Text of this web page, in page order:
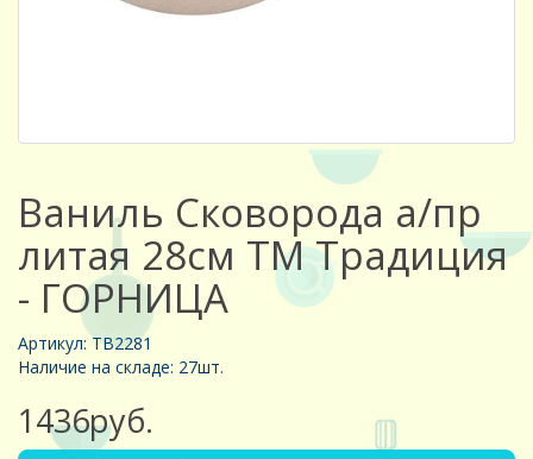
Ваниль Сковорода а/пр
литая 28см ТМ Традиция
- ГОРНИЦА
Артикул: ТВ2281
Наличие на складе: 27шт.
1436руб.